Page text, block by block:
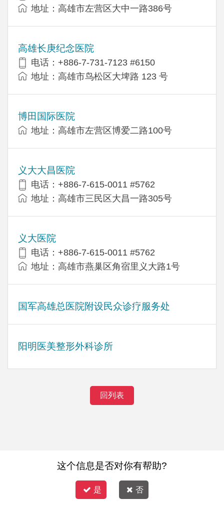
地址：高雄市左营区大中一路386号
高雄长庚纪念医院
电话：+886-7-731-7123 #6150
地址：高雄市鸟松区大埤路 123 号
博田国际医院
地址：高雄市左营区博爱二路100号
义大大昌医院
电话：+886-7-615-0011 #5762
地址：高雄市三民区大昌一路305号
义大医院
电话：+886-7-615-0011 #5762
地址：高雄市燕巢区角宿里义大路1号
国军高雄总医院附设民众诊疗服务处
阳明医美整形外科诊所
回列表
这个信息是否对你有帮助?
是 否